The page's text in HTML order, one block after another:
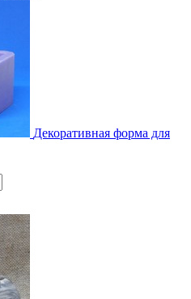
Декоративная форма для